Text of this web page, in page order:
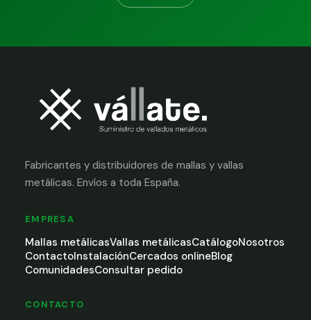
Fabricantes y distribuidores de mallas y vallas
metálicas. Envíos a toda España.
EMPRESA
Mallas metálicasVallas metálicasCatálogoNosotros
ContactoInstalaciónCercados onlineBlog
ComunidadesConsultar pedido
CONTACTO